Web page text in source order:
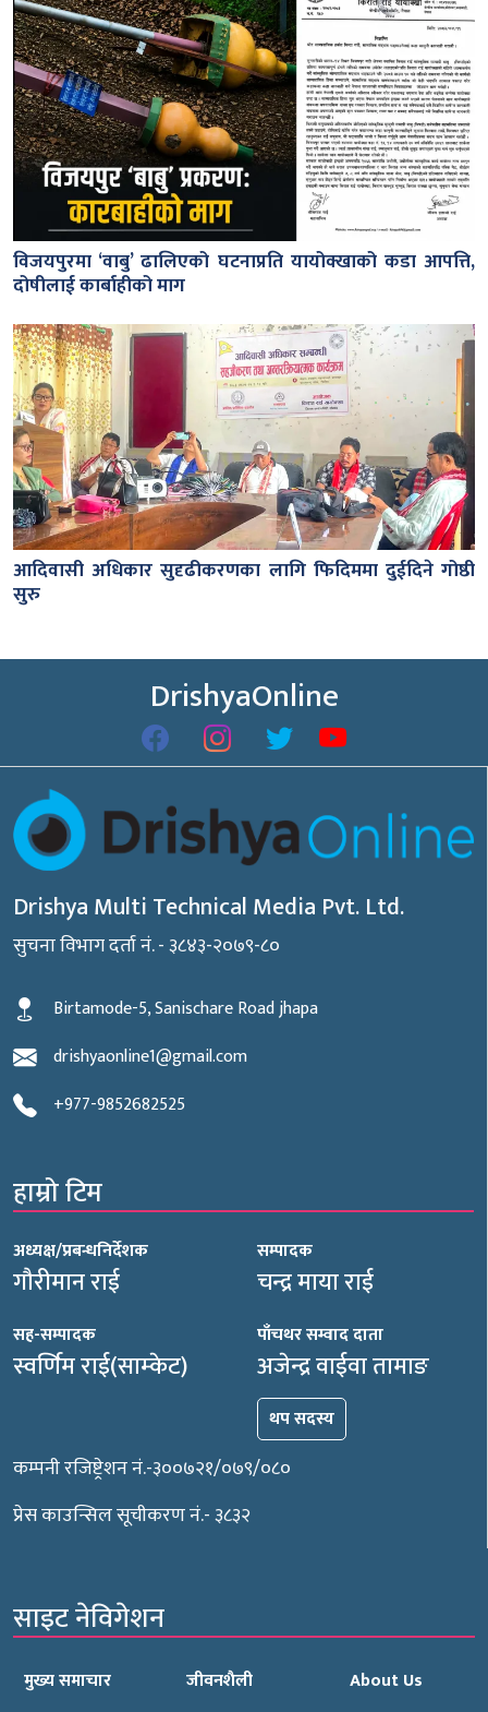
विजयपुरमा ‘वाबु’ ढालिएको घटनाप्रति यायोक्खाको कडा आपत्ति,
दोषीलाई कार्बाहीको माग
आदिवासी अधिकार सुदृढीकरणका लागि फिदिममा दुईदिने गोष्ठी
सुरु
DrishyaOnline
Drishya Multi Technical Media Pvt. Ltd.
सुचना विभाग दर्ता नं. - ३८४३-२०७९-८०
Birtamode-5, Sanischare Road jhapa
drishyaonline1@gmail.com
+977-9852682525
हाम्रो टिम
अध्यक्ष/प्रबन्धनिर्देशक
गौरीमान राई
सम्पादक
चन्द्र माया राई
सह-सम्पादक
स्वर्णिम राई(साम्केट)
पाँचथर सम्वाद दाता
अजेन्द्र वाईवा तामाङ
थप सदस्य
कम्पनी रजिष्ट्रेशन नं.-३००७२१/०७९/०८०
प्रेस काउन्सिल सूचीकरण नं.- ३८३२
साइट नेविगेशन
मुख्य समाचार जीवनशैली About Us